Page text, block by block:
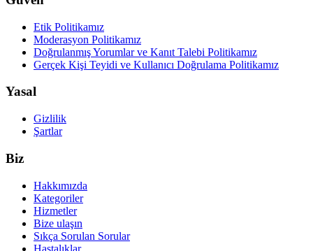
Etik Politikamız
Moderasyon Politikamız
Doğrulanmış Yorumlar ve Kanıt Talebi Politikamız
Gerçek Kişi Teyidi ve Kullanıcı Doğrulama Politikamız
Yasal
Gizlilik
Şartlar
Biz
Hakkımızda
Kategoriler
Hizmetler
Bize ulaşın
Sıkça Sorulan Sorular
Hastalıklar